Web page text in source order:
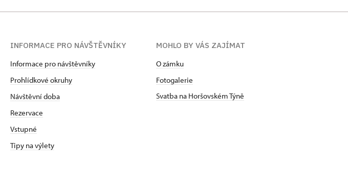
INFORMACE PRO NÁVŠTĚVNÍKY
Informace pro návštěvníky
Prohlídkové okruhy
Návštěvní doba
Rezervace
Vstupné
Tipy na výlety
MOHLO BY VÁS ZAJÍMAT
O zámku
Fotogalerie
Svatba na Horšovském Týně